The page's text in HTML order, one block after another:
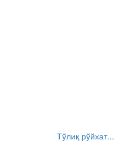
Тўлиқ рўйхат...